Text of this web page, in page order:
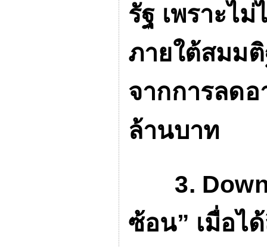
รัฐ เพราะไ
ภายใต้สมม
จากการลดอ
ล้านบาท
3.
ซ้อน” เมื่อไ